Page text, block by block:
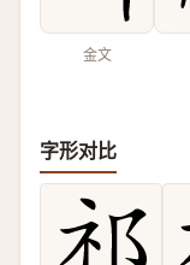
金文
字形对比